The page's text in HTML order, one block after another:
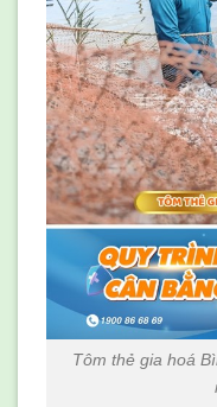
Tôm thẻ gia hoá